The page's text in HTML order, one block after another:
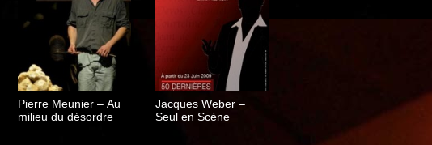
Pierre Meunier – Au
milieu du désordre
Jacques Weber –
Seul en Scène